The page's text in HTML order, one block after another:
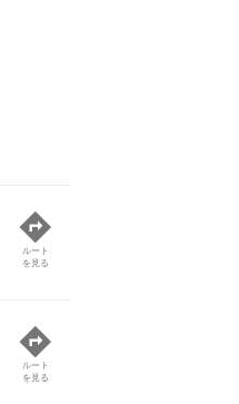
ルート
を見る
ルート
を見る